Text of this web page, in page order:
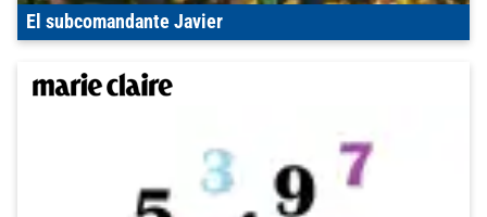
El subcomandante Javier